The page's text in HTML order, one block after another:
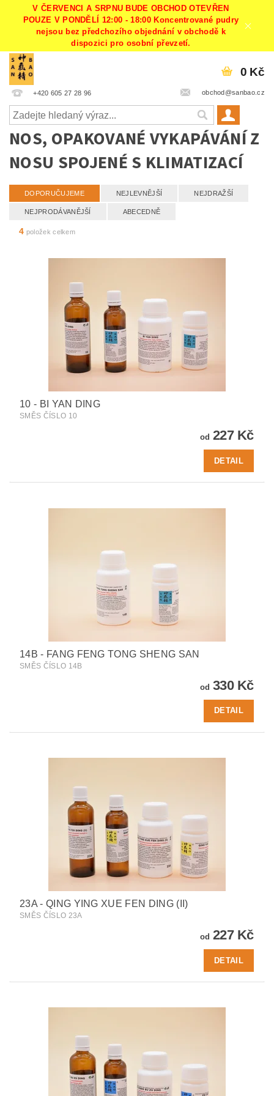
V ČERVENCI A SRPNU BUDE OBCHOD OTEVŘEN
POUZE V PONDĚLÍ 12:00 - 18:00 Koncentrované pudry
nejsou bez předchozího objednání v obchodě k
dispozici pro osobní převzetí.
+420 605 27 28 96 obchod@sanbao.cz
0 Kč
NOS, OPAKOVANÉ VYKAPÁVÁNÍ Z
NOSU SPOJENÉ S KLIMATIZACÍ
DOPORUČUJEME NEJLEVNĚJŠÍ NEJDRAŽŠÍ
NEJPRODÁVANĚJŠÍ ABECEDNĚ
4 položek celkem
10 - BI YAN DING
SMĚS ČÍSLO 10
od 227 Kč
DETAIL
14B - FANG FENG TONG SHENG SAN
SMĚS ČÍSLO 14B
od 330 Kč
DETAIL
23A - QING YING XUE FEN DING (II)
SMĚS ČÍSLO 23A
od 227 Kč
DETAIL